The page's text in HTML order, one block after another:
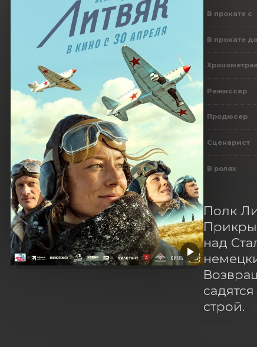
В прокате с
В прокате до
Режиссер
Продюсер
Сценарист
В ролях
Полк
над
строй.